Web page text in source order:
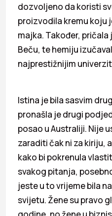
dozvoljeno da koristi
proizvodila kremu koju
majka. Također, pričala
Beču, te hemiju
najprestižnijim
Istina je bila sasvim
pronašla je drugi
posao u Australiji. Nije
zaraditi čak ni za kiriju,
kako bi pokrenula
svakog pitanja,
jeste u to vrijeme bila
svijetu. Žene su pravo